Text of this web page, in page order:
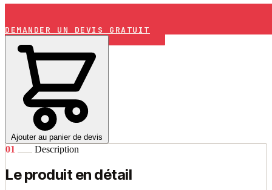
DEMANDER UN DEVIS GRATUIT
Ajouter au panier de devis
01 Description
Le produit en détail